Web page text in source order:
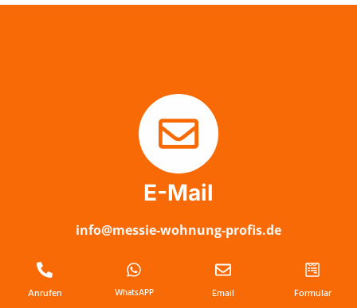
E-Mail
info@messie-wohnung-profis.de
Anrufen WhatsAPP Email Formular